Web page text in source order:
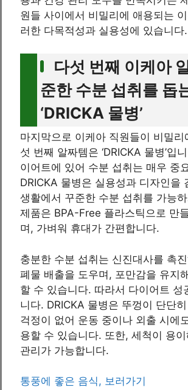
원들 사이에서 비밀리에 애용되는
러한 다목적성과 실용성에 있습니다.
다섯 번째 이케아
준한 수분 섭취를 돕
‘DRICKA 물병’
마지막으로 이케아 직원들이 비밀
섯 번째 알짜템은 ‘DRICKA 물병’입
이어트에 있어 수분 섭취는 매우 중
DRICKA 물병은 실용성과 디자인을
생활에서 꾸준한 수분 섭취를 가능
제품은 BPA-Free 플라스틱으로 만
며, 가벼워 휴대가 간편합니다.
충분한 수분 섭취는 신진대사를 촉
폐물 배출을 도우며, 포만감을 유지
할 수 있습니다. 따라서 다이어트 성
니다. DRICKA 물병은 뚜껑이 단단
걱정이 없어 운동 중이나 외출 시에
용할 수 있습니다. 또한, 세척이 용
관리가 가능합니다.
통풍에 좋은 음식, 보러가기